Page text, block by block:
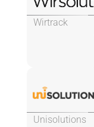
Wirtrack
Unisolutions